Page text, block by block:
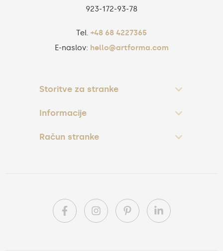
923‑172‑93‑78
Tel. +48 68 4227365
E-naslov: hello@artforma.com
Storitve za stranke
Informacije
Račun stranke